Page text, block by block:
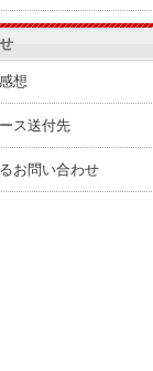
想
ス送付先
お問い合わせ